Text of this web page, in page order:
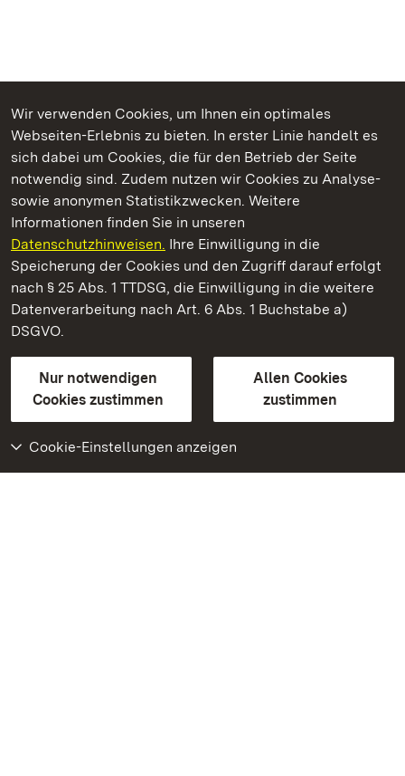
Wir verwenden Cookies, um Ihnen ein optimales
Webseiten-Erlebnis zu bieten. In erster Linie handelt es
sich dabei um Cookies, die für den Betrieb der Seite
notwendig sind. Zudem nutzen wir Cookies zu Analyse-
sowie anonymen Statistikzwecken. Weitere
Informationen finden Sie in unseren
Datenschutzhinweisen. Ihre Einwilligung in die
Speicherung der Cookies und den Zugriff darauf erfolgt
nach § 25 Abs. 1 TTDSG, die Einwilligung in die weitere
Datenverarbeitung nach Art. 6 Abs. 1 Buchstabe a)
DSGVO.
Nur notwendigen
Cookies zustimmen
Allen Cookies
zustimmen
Cookie-Einstellungen anzeigen
Kommen. Staunen. Genießen.
Barockschloss Mannheim
Staatliche Schlösser und Gärten Baden-Württemberg
Kontakt
GebärdenspracheLeichte Sprache
Erklärung zur Barrierefreiheit
BITV-konform (geprüfte Seiten)
Weiteres